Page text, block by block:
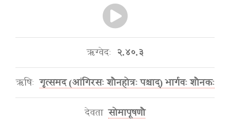
ऋग्वेदः २.४०.३
ऋषिः गृत्समद (आंगिरसः शौनहोत्रः पश्चाद्) भार्गवः शौनकः
देवता सोमापूषणौ